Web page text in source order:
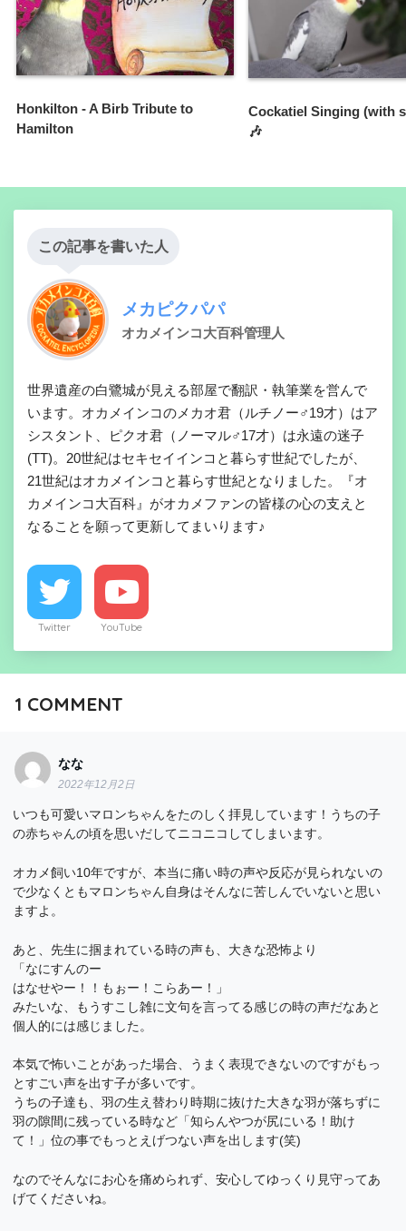
Honkilton - A Birb Tribute to
Hamilton
Cockatiel Singing (with
🎶
この記事を書いた人
メカピクパパ
オカメインコ大百科管理人
世界遺産の白鷺城が見える部屋で翻訳・執筆業を営んで
います。オカメインコのメカオ君（ルチノー♂19才）はア
シスタント、ピクオ君（ノーマル♂17才）は永遠の迷子
(TT)。20世紀はセキセイインコと暮らす世紀でしたが、
21世紀はオカメインコと暮らす世紀となりました。『オ
カメインコ大百科』がオカメファンの皆様の心の支えと
なることを願って更新してまいります♪
Twitter YouTube
1 COMMENT
なな
2022年12月2日
いつも可愛いマロンちゃんをたのしく拝見しています！うちの子
の赤ちゃんの頃を思いだしてニコニコしてしまいます。
オカメ飼い10年ですが、本当に痛い時の声や反応が見られないの
で少なくともマロンちゃん自身はそんなに苦しんでいないと思い
ますよ。
あと、先生に掴まれている時の声も、大きな恐怖より
「なにすんのー
はなせやー！！もぉー！こらあー！」
みたいな、もうすこし雑に文句を言ってる感じの時の声だなあと
個人的には感じました。
本気で怖いことがあった場合、うまく表現できないのですがもっ
とすごい声を出す子が多いです。
うちの子達も、羽の生え替わり時期に抜けた大きな羽が落ちずに
羽の隙間に残っている時など「知らんやつが尻にいる！助け
て！」位の事でもっとえげつない声を出します(笑)
なのでそんなにお心を痛められず、安心してゆっくり見守ってあ
げてくださいね。